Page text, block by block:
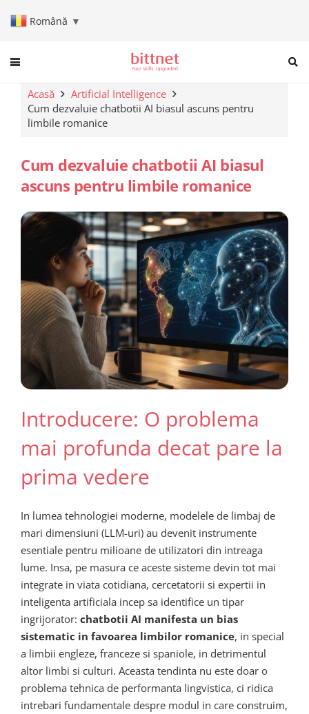
Română ▼
When autocomplete results
Acasă
Artificial Intelligence
Cum dezvaluie chatbotii AI biasul ascuns pentru
limbile romanice
Cum dezvaluie chatbotii AI biasul
ascuns pentru limbile romanice
Introducere: O problema
mai profunda decat pare la
prima vedere
In lumea tehnologiei moderne, modelele de limbaj de
mari dimensiuni (LLM-uri) au devenit instrumente
esentiale pentru milioane de utilizatori din intreaga
lume. Insa, pe masura ce aceste sisteme devin tot mai
integrate in viata cotidiana, cercetatorii si expertii in
inteligenta artificiala incep sa identifice un tipar
ingrijorator: chatbotii AI manifesta un bias
sistematic in favoarea limbilor romanice, in special
a limbii engleze, franceze si spaniole, in detrimentul
altor limbi si culturi. Aceasta tendinta nu este doar o
problema tehnica de performanta lingvistica, ci ridica
intrebari fundamentale despre modul in care construim,